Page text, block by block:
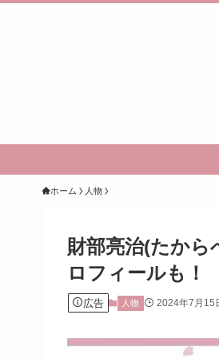
ホーム 人物
財部亮治(たか
ロフィールも！
広告 人物 2024年7月15